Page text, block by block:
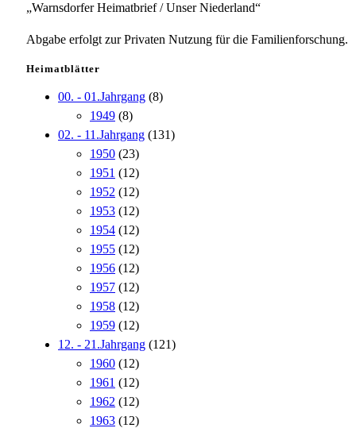
„Warnsdorfer Heimatbrief / Unser Niederland“
Abgabe erfolgt zur Privaten Nutzung für die Familienforschung.
Heimatblätter
00. - 01.Jahrgang (8)
1949 (8)
02. - 11.Jahrgang (131)
1950 (23)
1951 (12)
1952 (12)
1953 (12)
1954 (12)
1955 (12)
1956 (12)
1957 (12)
1958 (12)
1959 (12)
12. - 21.Jahrgang (121)
1960 (12)
1961 (12)
1962 (12)
1963 (12)